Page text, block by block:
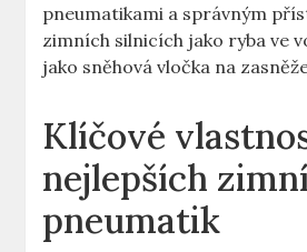
pneumatikami a správným
zimních silnicích jako ryba ve
jako sněhová vločka na
Klíčové
nejlepších
pneumatik